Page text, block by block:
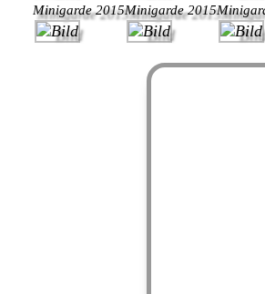
Minigarde 2015Minigarde 2015